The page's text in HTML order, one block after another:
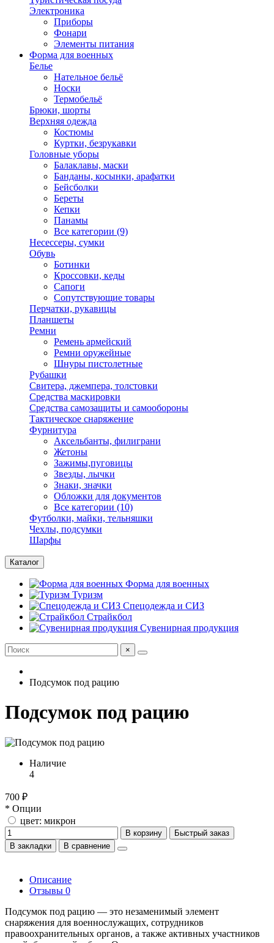
Электроника
Приборы
Фонари
Элементы питания
Форма для военных
Белье
Нательное бельё
Носки
Термобельё
Брюки, шорты
Верхняя одежда
Костюмы
Куртки, безрукавки
Головные уборы
Балаклавы, маски
Банданы, косынки, арафатки
Бейсболки
Береты
Кепки
Панамы
Все категории (9)
Несессеры, сумки
Обувь
Ботинки
Кроссовки, кеды
Сапоги
Сопутствующие товары
Перчатки, рукавицы
Планшеты
Ремни
Ремень армейский
Ремни оружейные
Шнуры пистолетные
Рубашки
Свитера, джемпера, толстовки
Средства маскировки
Средства самозащиты и самообороны
Тактическое снаряжение
Фурнитура
Аксельбанты, филиграни
Жетоны
Зажимы,пуговицы
Звезды, лычки
Знаки, значки
Обложки для документов
Все категории (10)
Футболки, майки, тельняшки
Чехлы, подсумки
Шарфы
Каталог
Форма для военных
Туризм
Спецодежда и СИЗ
Страйкбол
Сувенирная продукция
×
Подсумок под рацию
Подсумок под рацию
Наличие
4
700 ₽
* Опции
цвет: микрон
В корзину
Быстрый заказ
В закладки
В сравнение
Описание
Отзывы 0
Подсумок под рацию — это незаменимый элемент
снаряжения для военнослужащих, сотрудников
правоохранительных органов, а также активных участников